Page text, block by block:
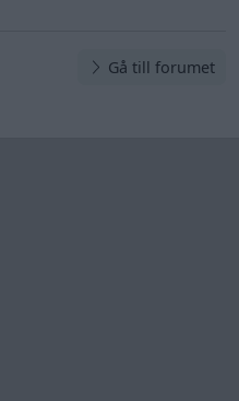
Gå till forumet